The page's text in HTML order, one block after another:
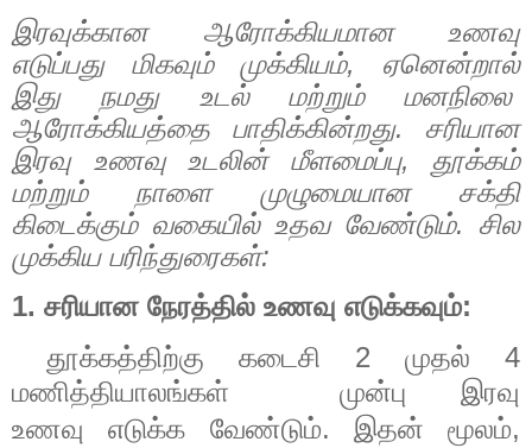
இரவுக்கான ஆரோக்கியமான உணவு
எடுப்பது மிகவும் முக்கியம், ஏனென்றால்
இது நமது உடல் மற்றும் மனநிலை
ஆரோக்கியத்தை பாதிக்கின்றது. சரியான
இரவு உணவு உடலின் மீளமைப்பு, தூக்கம்
மற்றும் நாளை முழுமையான சக்தி
கிடைக்கும் வகையில் உதவ வேண்டும். சில
முக்கிய பரிந்துரைகள்:
1. சரியான நேரத்தில் உணவு எடுக்கவும்:
தூக்கத்திற்கு கடைசி 2 முதல் 4
மணித்தியாலங்கள் முன்பு இரவு
உணவுஎடுக்க வேண்டும். இதன் மூலம்,